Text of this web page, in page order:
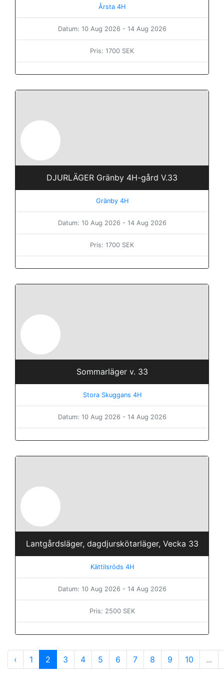
Årsta 4H
Datum: 10 Aug 2026 - 14 Aug 2026
Pris: 1700 SEK
DJURLÄGER Gränby 4H-gård V.33
Gränby 4H
Datum: 10 Aug 2026 - 14 Aug 2026
Pris: 1700 SEK
Sommarläger v. 33
Stora Skuggans 4H
Datum: 10 Aug 2026 - 14 Aug 2026
Lantgårdsläger, dagdjurskötarläger, Vecka 33
Kättilsröds 4H
Datum: 10 Aug 2026 - 14 Aug 2026
Pris: 2500 SEK
‹ 1 2 3 4 5 6 7 8 9 10 ...